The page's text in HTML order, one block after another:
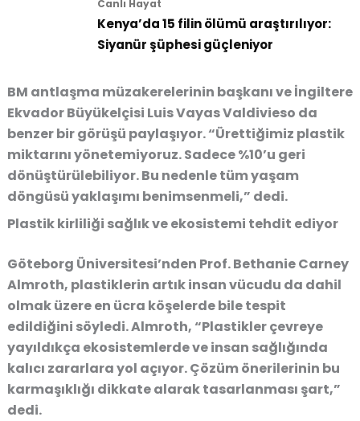
Canlı Hayat
Kenya’da 15 filin ölümü araştırılıyor:
Siyanür şüphesi güçleniyor
BM antlaşma müzakerelerinin başkanı ve İngiltere
Ekvador Büyükelçisi Luis Vayas Valdivieso da
benzer bir görüşü paylaşıyor. “Ürettiğimiz plastik
miktarını yönetemiyoruz. Sadece %10’u geri
dönüştürülebiliyor. Bu nedenle tüm yaşam
döngüsü yaklaşımı benimsenmeli,” dedi.
Plastik kirliliği sağlık ve ekosistemi tehdit ediyor
Göteborg Üniversitesi’nden Prof. Bethanie Carney
Almroth, plastiklerin artık insan vücudu da dahil
olmak üzere en ücra köşelerde bile tespit
edildiğini söyledi. Almroth, “Plastikler çevreye
yayıldıkça ekosistemlerde ve insan sağlığında
kalıcı zararlara yol açıyor. Çözüm önerilerinin bu
karmaşıklığı dikkate alarak tasarlanması şart,”
dedi.